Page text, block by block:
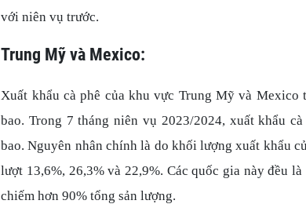
với niên vụ trước.
Trung Mỹ và Mexico:
Xuất khẩu cà phê của khu vực Trung Mỹ và Mexico
bao. Trong 7 tháng niên vụ 2023/2024, xuất khẩu
bao. Nguyên nhân chính là do khối lượng xuất khẩu
lượt 13,6%, 26,3% và 22,9%. Các quốc gia này đều
chiếm hơn 90% tổng sản lượng.